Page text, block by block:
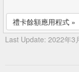
禮卡餘額應用程式 »
Last Update: 2022年3